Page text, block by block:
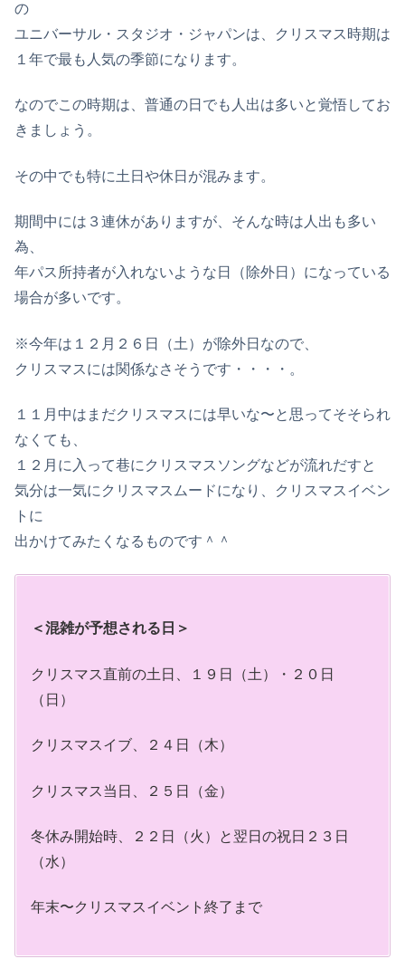
の
ユニバーサル・スタジオ・ジャパンは、クリスマス時期は
１年で最も人気の季節になります。
なのでこの時期は、普通の日でも人出は多いと覚悟してお
きましょう。
その中でも特に土日や休日が混みます。
期間中には３連休がありますが、そんな時は人出も多い
為、
年パス所持者が入れないような日（除外日）になっている
場合が多いです。
※今年は１２月２６日（土）が除外日なので、
クリスマスには関係なさそうです・・・・。
１１月中はまだクリスマスには早いな〜と思ってそそられ
なくても、
１２月に入って巷にクリスマスソングなどが流れだすと
気分は一気にクリスマスムードになり、クリスマスイベン
トに
出かけてみたくなるものです＾＾
＜混雑が予想される日＞
クリスマス直前の土日、１９日（土）・２０日
（日）
クリスマスイブ、２４日（木）
クリスマス当日、２５日（金）
冬休み開始時、２２日（火）と翌日の祝日２３日
（水）
年末〜クリスマスイベント終了まで